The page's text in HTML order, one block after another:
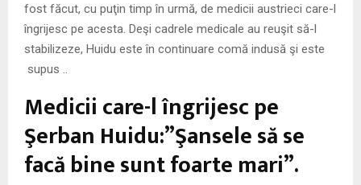
fost făcut, cu puţin timp în urmă, de medicii austrieci care-l
îngrijesc pe acesta. Deşi cadrele medicale au reuşit să-l
stabilizeze, Huidu este în continuare comă indusă şi este
supus ..
Medicii care-l îngrijesc pe
Şerban Huidu:”Şansele să se
facă bine sunt foarte mari”.